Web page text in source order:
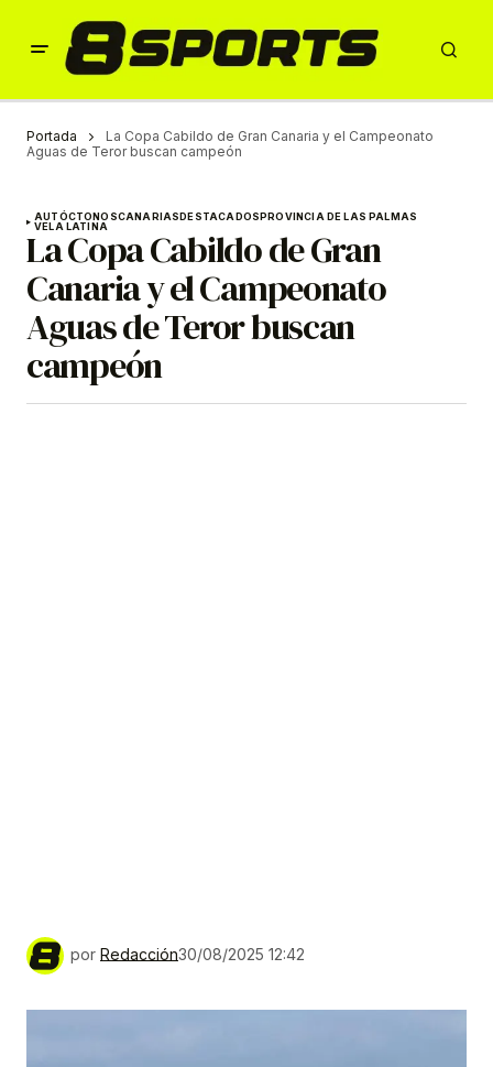
Portada
La Copa Cabildo de Gran Canaria y el Campeonato
Aguas de Teror buscan campeón
AUTÓCTONOSCANARIASDESTACADOSPROVINCIA DE LAS PALMAS
VELA LATINA
La Copa Cabildo de Gran
Canaria y el Campeonato
Aguas de Teror buscan
campeón
por Redacción30/08/2025 12:42